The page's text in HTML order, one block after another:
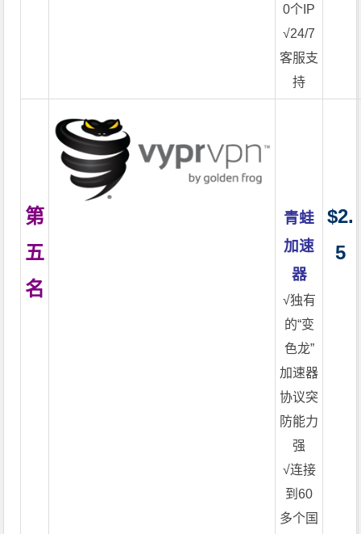
0个IP
√24/7
客服支
持
第
五
名
青蛙
加速
器
√独有
的“变
色龙”
加速器
协议突
防能力
强
√连接
到60
多个国
$2.
5